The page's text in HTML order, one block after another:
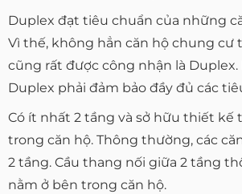
Duplex đạt tiêu chuẩn của những
Vì thế, không hẳn căn hộ chung cư
cũng rất được công nhận là Duplex.
Duplex phải đảm bảo đầy đủ các
Có ít nhất 2 tầng và sở hữu thiết kế
trong căn hộ. Thông thường, các
2 tầng. Cầu thang nối giữa 2 tầng
nằm ở bên trong căn hộ.